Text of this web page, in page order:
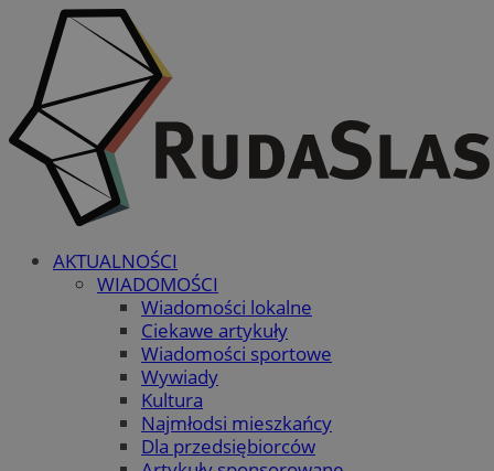
AKTUALNOŚCI
WIADOMOŚCI
Wiadomości lokalne
Ciekawe artykuły
Wiadomości sportowe
Wywiady
Kultura
Najmłodsi mieszkańcy
Dla przedsiębiorców